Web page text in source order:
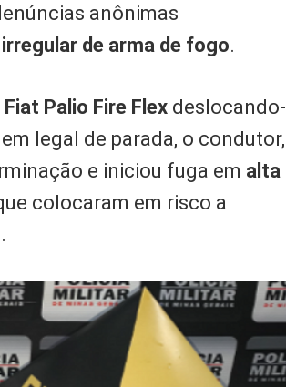
anônimas
de arma de fogo.
Fiat Palio Fire Flex deslocando-
legal de parada, o condutor,
e iniciou fuga em alta
colocaram em risco a